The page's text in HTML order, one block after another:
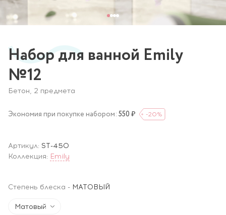
Набор для ванной Emily
№12
Бетон, 2 предмета
Экономия при покупке набором: 550 ₽ -20%
Артикул: ST-450
Коллекция: Emily
Степень блеска - МАТОВЫЙ
Матовый